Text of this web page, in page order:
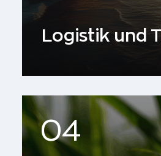
Logistik und